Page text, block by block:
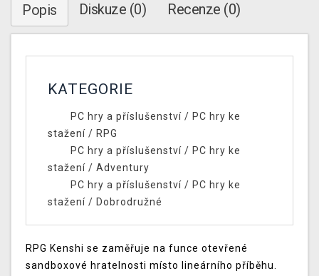
Popis Diskuze (0) Recenze (0)
KATEGORIE
PC hry a příslušenství/ PC hry ke
stažení / RPG
PC hry a příslušenství/ PC hry ke
stažení / Adventury
PC hry a příslušenství/ PC hry ke
stažení / Dobrodružné
RPG Kenshi se zaměřuje na funce otevřené
sandboxové hratelnosti místo lineárního příběhu.